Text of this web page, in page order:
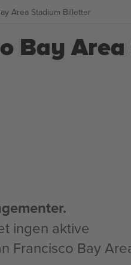
Area Stadium Billetter
Bay
ingen aktive
Francisco Bay